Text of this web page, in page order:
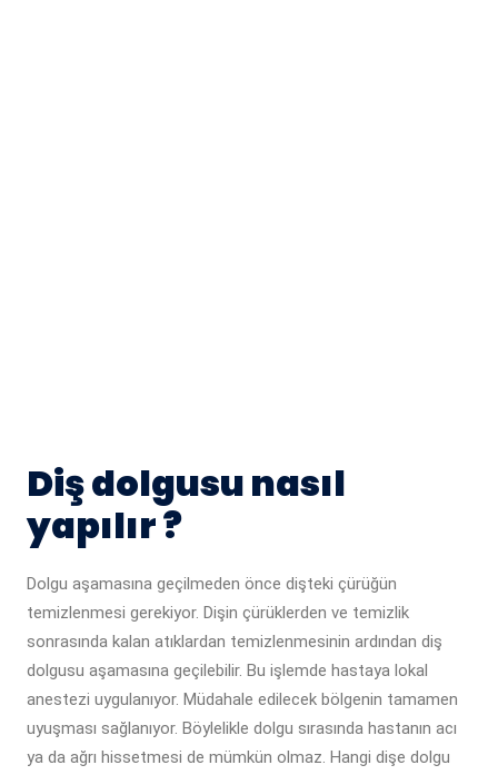
Diş dolgusu nasıl
yapılır ?
Dolgu aşamasına geçilmeden önce dişteki çürüğün
temizlenmesi gerekiyor. Dişin çürüklerden ve temizlik
sonrasında kalan atıklardan temizlenmesinin ardından diş
dolgusu aşamasına geçilebilir. Bu işlemde hastaya lokal
anestezi uygulanıyor. Müdahale edilecek bölgenin tamamen
uyuşması sağlanıyor. Böylelikle dolgu sırasında hastanın acı
ya da ağrı hissetmesi de mümkün olmaz. Hangi dişe dolgu